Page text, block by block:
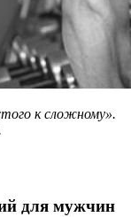
к сложному».
для мужчин